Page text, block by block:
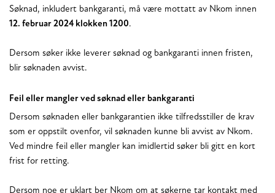
Søknad, inkludert bankgaranti, må være mottatt av Nkom innen
12. februar 2024 klokken 1200.
Dersom søker ikke leverer søknad og bankgaranti innen fristen,
blir søknaden avvist.
Feil eller mangler ved søknad eller bankgaranti
Dersom søknaden eller bankgarantien ikke tilfredsstiller de krav
som er oppstilt ovenfor, vil søknaden kunne bli avvist av Nkom.
Ved mindre feil eller mangler kan imidlertid søker bli gitt en kort
frist for retting.
Dersom noe er uklart ber Nkom om at søkerne tar kontakt med